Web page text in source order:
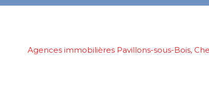
Agences immobilières Pavillons-sous-Bois,